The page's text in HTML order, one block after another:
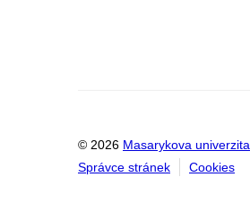
© 2026 Masarykova univerzita
Správce stránek
Cookies